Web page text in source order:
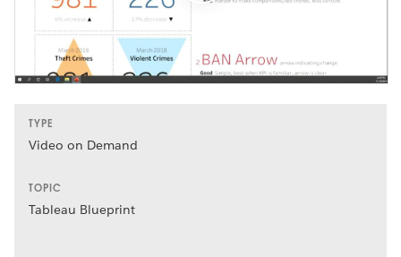
TYPE
Video on Demand
TOPIC
Tableau Blueprint